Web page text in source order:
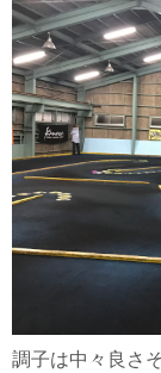
調子は中々良さ